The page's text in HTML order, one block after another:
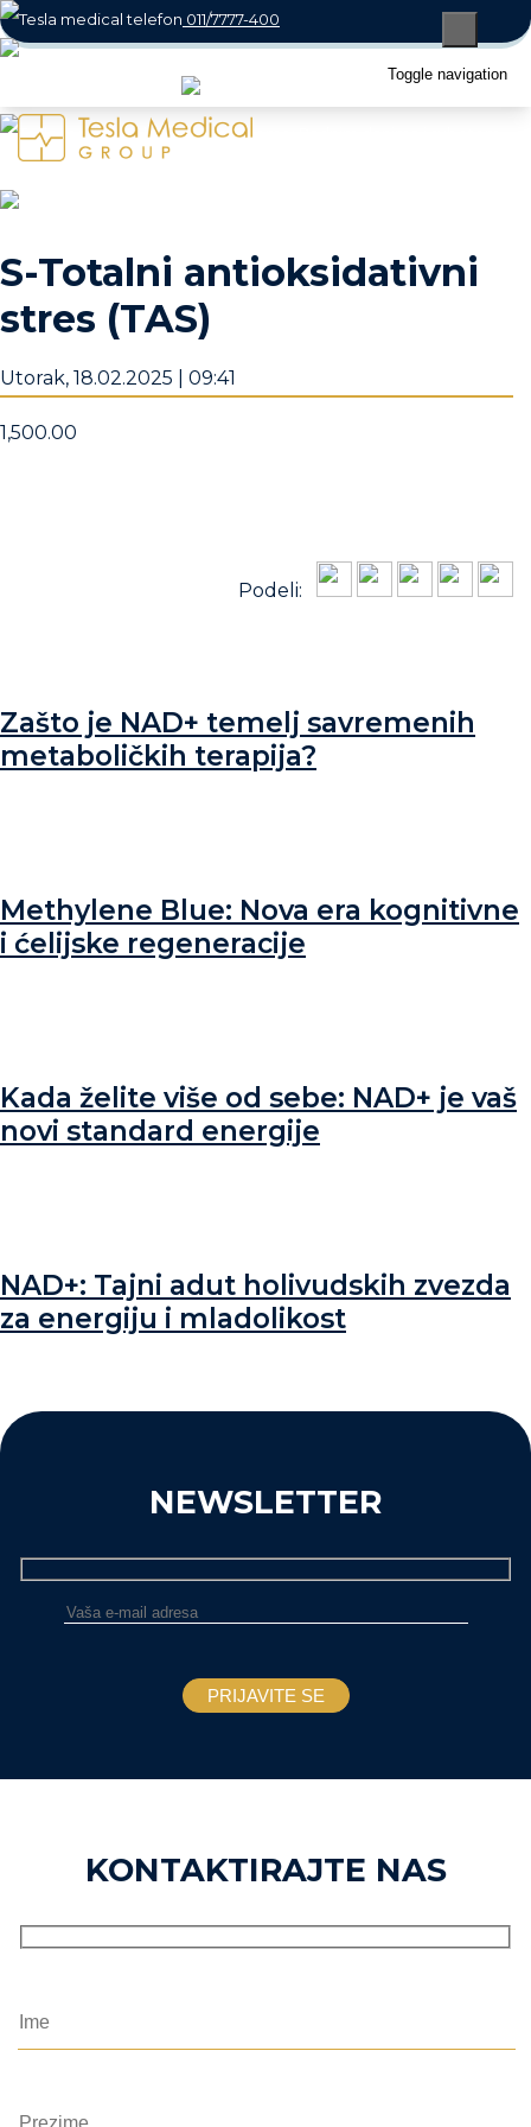
011/7777-400
Radno vreme: Radnim danima i subotom
Toggle navigation
S-Totalni antioksidativni
stres (TAS)
Utorak, 18.02.2025 | 09:41
1,500.00
Podeli:
Zašto je NAD+ temelj savremenih
metaboličkih terapija?
Methylene Blue: Nova era kognitivne
i ćelijske regeneracije
Kada želite više od sebe: NAD+ je vaš
novi standard energije
NAD+: Tajni adut holivudskih zvezda
za energiju i mladolikost
NEWSLETTER
KONTAKTIRAJTE NAS